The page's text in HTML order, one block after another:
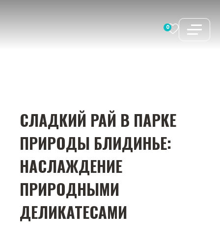
0
СЛАДКИЙ РАЙ В ПАРКЕ
ПРИРОДЫ БЛИДИНЬЕ:
НАСЛАЖДЕНИЕ
ПРИРОДНЫМИ
ДЕЛИКАТЕСАМИ